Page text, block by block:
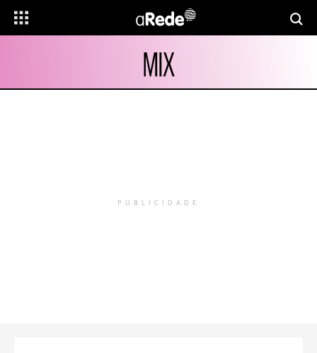
MIX
PUBLICIDADE